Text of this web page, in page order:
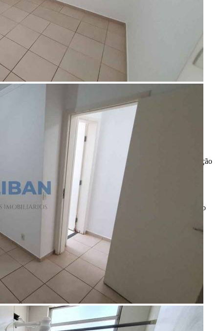
Referência: AP00599
2 Quartos
1 Banheiro
1 Vaga
43.00 m²
Ligamos para você!
Ótimo apartamento localizado próximo do Terra Branca localização
excelente, boa vizinhança valor excelente venha conferir.
R$ 150.000,00
*Valor sujeito à variações. ENTRE EM CONTATO
com o
481139
Referência do Anunciante:
AP00599
Última atualização: 08/08/2026 15:19
Anunciante
Liban - Negócios Imobiliários